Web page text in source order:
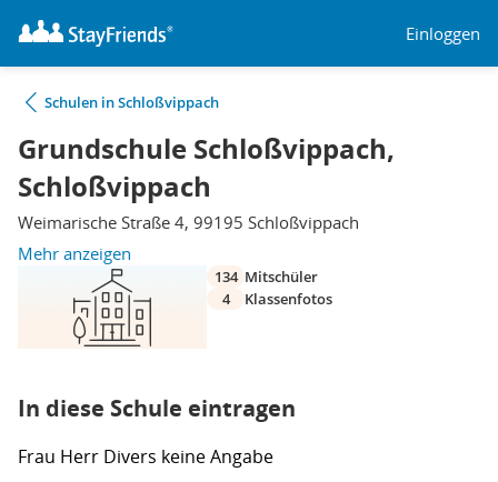
Einloggen
Schulen in Schloßvippach
Grundschule Schloßvippach,
Schloßvippach
Weimarische Straße 4, 99195 Schloßvippach
Mehr anzeigen
134 Mitschüler
4
Klassenfotos
In diese Schule eintragen
Frau Herr Divers keine Angabe